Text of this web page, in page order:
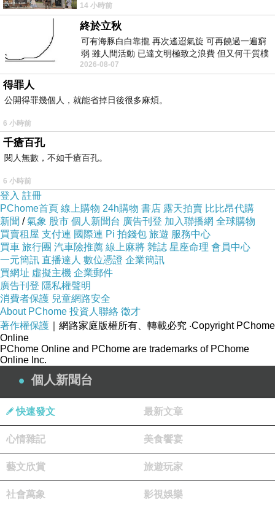
下子 又被赤
14 小時前
終於立秋
可有海豚白白靠攏 再次遙迢氣旋 可再饒過一遍窮
弱 雖人間活動 已達文明極致之浪費 但又何干質樸
者 只能白白陪葬
2026-08-07
得罪人
公開得罪幾個人，就能省掉日後很多麻煩。
6 小時前
千瘡百孔
閱人無數，不如千瘡百孔。
6 小時前
登入 註冊
PChome首頁 線上購物 24h購物 書店 露天拍賣 比比昂代購
新聞 /氣象 股市 個人新聞台 廣告刊登 加入聯播網 全球購物
買賣租屋 支付連 國際連 Pi 拍錢包 旅遊 服務中心
買車 旅行團 汽車險推薦 線上麻將 雜誌 星座命理 會員中心
一元簡訊 直播達人 數位憑證 企業簡訊
買網址 虛擬主機 企業郵件
廣告刊登 隱私權聲明
消費者保護 兒童網路安全
About PChome 投資人聯絡 徵才
著作權保護 ｜網路家庭版權所有、轉載必究 ‧Copyright PChome
Online
PChome Online and PChome are trademarks of PChome
Online Inc.
個人新聞台
快速發文 最新文章
心情雜記 美食饗宴
藝文欣賞 旅遊玩家
社會萬象 影視娛樂